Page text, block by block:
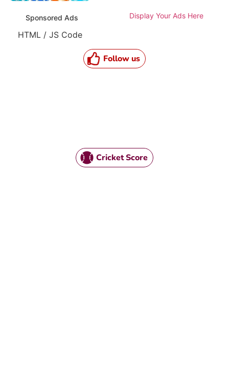
Sponsored Ads Display Your Ads Here
HTML / JS Code
Follow us
Cricket Score